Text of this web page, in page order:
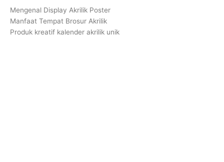
Mengenal Display Akrilik Poster
Manfaat Tempat Brosur Akrilik
Produk kreatif kalender akrilik unik